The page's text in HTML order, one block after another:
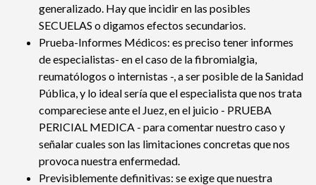
generalizado. Hay que incidir en las posibles
SECUELAS o digamos efectos secundarios.
Prueba-Informes Médicos: es preciso tener informes
de especialistas- en el caso de la fibromialgia,
reumatólogos o internistas -, a ser posible de la Sanidad
Pública, y lo ideal sería que el especialista que nos trata
compareciese ante el Juez, en el juicio - PRUEBA
PERICIAL MEDICA - para comentar nuestro caso y
señalar cuales son las limitaciones concretas que nos
provoca nuestra enfermedad.
Previsiblemente definitivas: se exige que nuestra